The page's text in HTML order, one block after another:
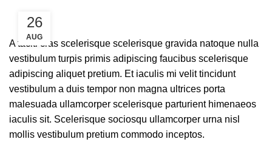
26
AUG
A taciti cras scelerisque scelerisque gravida natoque nulla
vestibulum turpis primis adipiscing faucibus scelerisque
adipiscing aliquet pretium. Et iaculis mi velit tincidunt
vestibulum a duis tempor non magna ultrices porta
malesuada ullamcorper scelerisque parturient himenaeos
iaculis sit. Scelerisque sociosqu ullamcorper urna nisl
mollis vestibulum pretium commodo inceptos.